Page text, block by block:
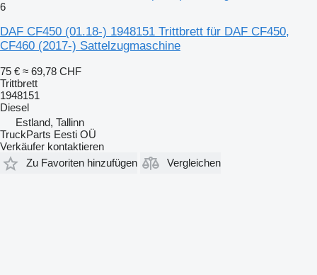
6
DAF CF450 (01.18-) 1948151 Trittbrett für DAF CF450,
CF460 (2017-) Sattelzugmaschine
75 € ≈ 69,78 CHF
Trittbrett
1948151
Diesel
Estland, Tallinn
TruckParts Eesti OÜ
Verkäufer kontaktieren
Zu Favoriten hinzufügen
Vergleichen